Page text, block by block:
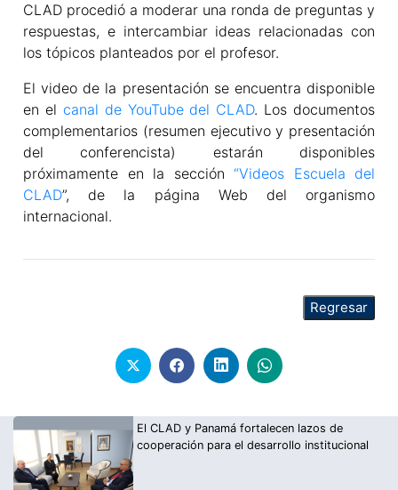
CLAD procedió a moderar una ronda de preguntas y
respuestas, e intercambiar ideas relacionadas con
los tópicos planteados por el profesor.
El video de la presentación se encuentra disponible
en el canal de YouTube del CLAD. Los documentos
complementarios (resumen ejecutivo y presentación
del conferencista) estarán disponibles
próximamente en la sección “Videos Escuela del
CLAD”, de la página Web del organismo
internacional.
El CLAD y Panamá fortalecen lazos de
cooperación para el desarrollo institucional